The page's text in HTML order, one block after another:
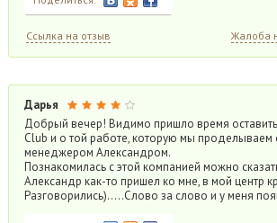
Ссылка на отзыв Жалоба
Дарья
Добрый вечер! Видимо пришло время
Club и о той работе, которую мы проделываем
менеджером Александром.
Познакомилась с этой компанией можно
Александр как-то пришел ко мне, в мой центр
Разговорились)…..Слово за слово и у меня